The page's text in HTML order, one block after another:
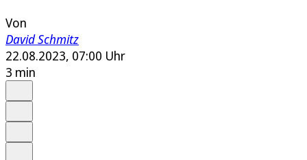
Von
David Schmitz
22.08.2023, 07:00 Uhr
3 min